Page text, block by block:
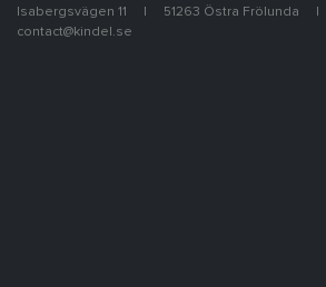
Isabergsvägen 11
51263 Östra Frölunda
contact@kindel.se